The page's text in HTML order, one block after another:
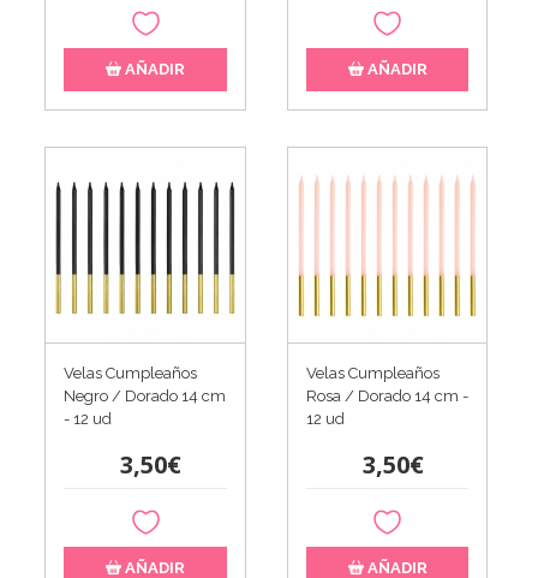
AÑADIR AÑADIR
Velas Cumpleaños
Negro / Dorado 14 cm
- 12 ud
3,50€
AÑADIR
Velas Cumpleaños
Rosa / Dorado 14 cm -
12 ud
3,50€
AÑADIR